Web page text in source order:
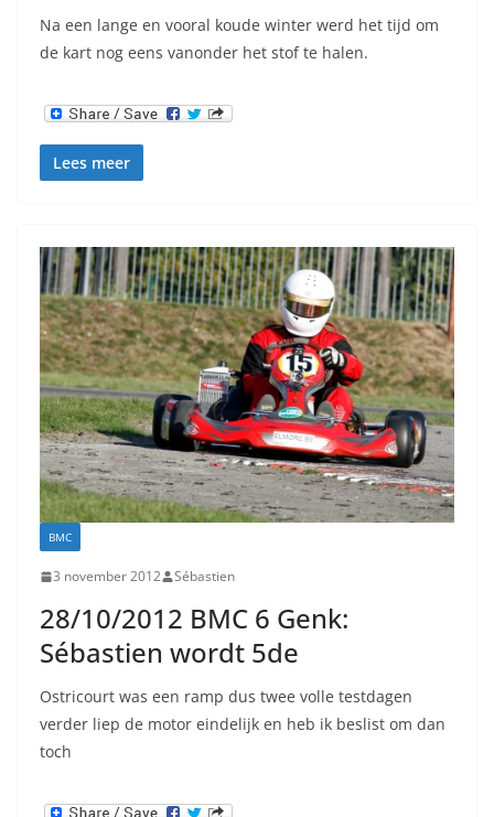
Na een lange en vooral koude winter werd het tijd om
de kart nog eens vanonder het stof te halen.
Lees meer
BMC
3 november 2012 Sébastien
28/10/2012 BMC 6 Genk:
Sébastien wordt 5de
Ostricourt was een ramp dus twee volle testdagen
verder liep de motor eindelijk en heb ik beslist om dan
toch